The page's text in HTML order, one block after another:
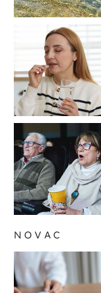
NOVAC